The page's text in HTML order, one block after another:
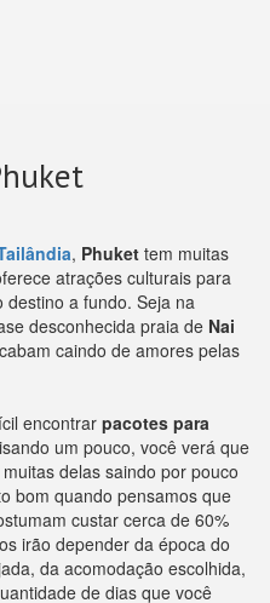
, Phuket tem muitas
atrações culturais para
destino a fundo. Seja na
desconhecida praia de Nai
caindo de amores pelas
encontrar pacotes para
um pouco, você verá que
delas saindo por pouco
bom quando pensamos que
custar cerca de 60%
irão depender da época do
da acomodação escolhida,
de dias que você